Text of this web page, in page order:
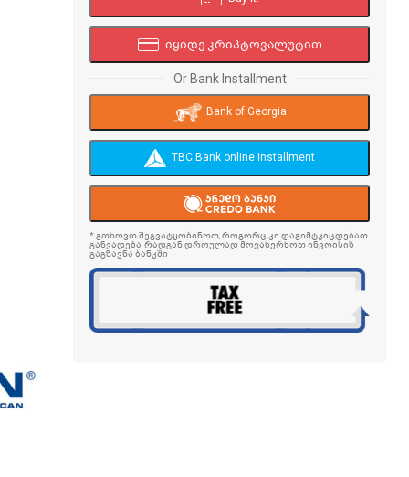
იყიდე კრიპტოვალუტით
Or Bank Installment
Bank of Georgia
TBC Bank online installment
* გთხოვთ შეგვატყობინოთ, როგორც კი დაგიმტკიცდებათ
განვადება, რადგან დროულად მოვახერხოთ ინვოისის
გაგზავნა ბანკში